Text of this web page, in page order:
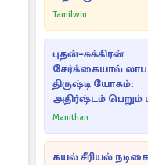
Tamilwin
புதன்–சுக்கிரன்
சேர்க்கையால் லாப
திருஷ்டி யோகம்:
அதிர்ஷ்டம் பெறும்
ராசிகள்!
Manithan
கயல் சீரியல்